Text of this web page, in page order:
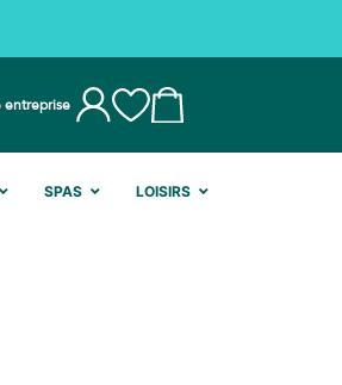
entreprise
SPAS LOISIRS